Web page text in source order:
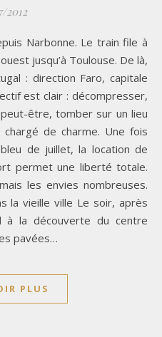
2012
jusqu’à Toulouse. De là,
: direction Faro, capitale
est clair : décompresser,
être, tomber sur un lieu
de charme. Une fois
de juillet, la location de
permet une liberté totale.
les envies nombreuses.
la vieille ville Le soir, après
à la découverte du centre
pavées…
PLUS